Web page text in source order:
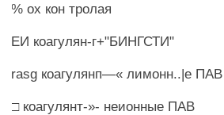
% ох кон тролая
ЕИ коагулян-г+"БИНГСТИ"
rasg коагулянп—« лимонн..|е ПАВ
□ коагулянт-»- неионные ПАВ